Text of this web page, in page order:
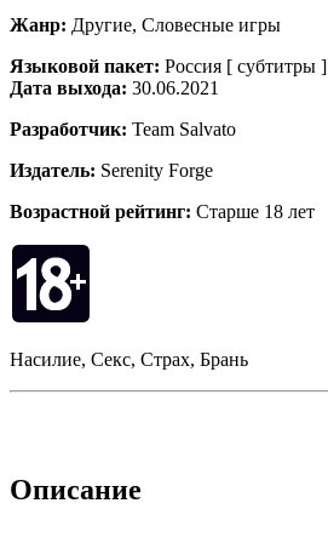
Жанр: Другие, Словесные игры
Языковой пакет: Россия [ субтитры ]
Дата выхода: 30.06.2021
Разработчик: Team Salvato
Издатель: Serenity Forge
Возрастной рейтинг: Старше 18 лет
Насилие, Секс, Страх, Брань
Описание